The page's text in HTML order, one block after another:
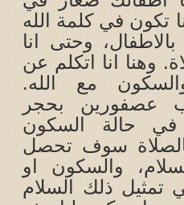
تكون في كلمة الله
وحتى انا
وهنا انا اتكلم عن
مع الله.
عصفورين بحجر
حالة السكون
سوف تحصل
والسكون او
تمثيل ذلك السلام